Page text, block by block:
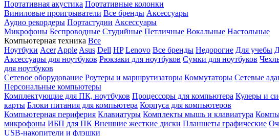
Портативная акустика Портативные колонки
Виниловые проигрыватели Все бренды Аксессуары
Аудио рекордеры Портастудии Аксессуары
Микрофоны Беспроводные Студийные Петличные Вокальные Настольные
Компьютерная техника Все
Ноутбуки Acer Apple Asus Dell HP Lenovo Все бренды Недорогие Для учебы
Аксессуары для ноутбуков Рюкзаки для ноутбуков Сумки для ноутбуков
для ноутбуков
Сетевое оборудование Роутеры и маршрутизаторы Коммутаторы Сетевые
Персональные компьютеры
Комплектующие для ПК, ноутбуков Процессоры для компьютера Кулеры и
карты Блоки питания для компьютера Корпуса для компьютеров
Компьютерная периферия Клавиатуры Комплекты мышь и клавиатура
микрофоны ИБП для ПК Внешние жесткие диски Планшеты графические
USB-накопители и флэшки